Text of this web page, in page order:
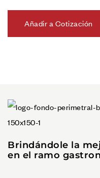
Añadir a Cotización
Brindándole la
en el ramo